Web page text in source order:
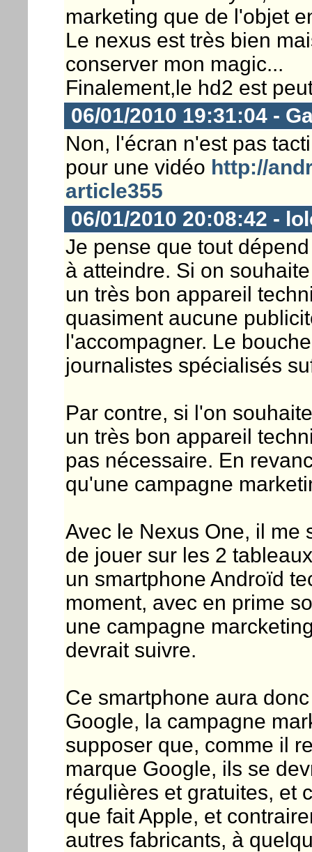
marketing que de l'objet
Le nexus est très bien
conserver mon magic...
Finalement,le hd2 est
06/01/2010 19:31:04 -
Non, l'écran n'est pas
pour une vidéo http://
article355
06/01/2010 20:08:42 -
Je pense que tout
à atteindre. Si on
un très bon appareil
quasiment aucune
l'accompagner. Le
journalistes spécialisés
Par contre, si l'on
un très bon appareil
pas nécessaire. En
qu'une campagne
Avec le Nexus One, il me
de jouer sur les 2
un smartphone Androïd
moment, avec en prime
une campagne
devrait suivre.
Ce smartphone aura
Google, la campagne
supposer que, comme il
marque Google, ils se
régulières et gratuites, et
que fait Apple, et
autres fabricants, à